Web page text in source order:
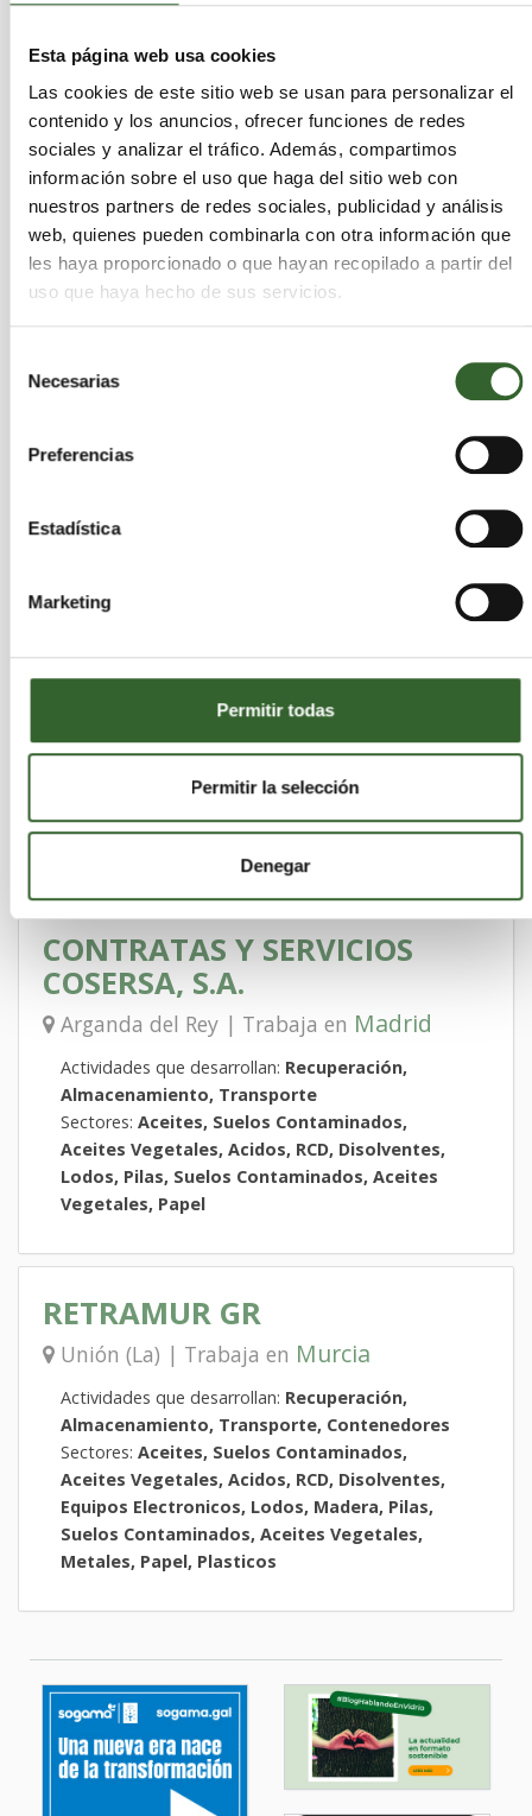
Esta página web usa cookies
Las cookies de este sitio web se usan para personalizar el
contenido y los anuncios, ofrecer funciones de redes
sociales y analizar el tráfico. Además, compartimos
información sobre el uso que haga del sitio web con
nuestros partners de redes sociales, publicidad y análisis
web, quienes pueden combinarla con otra información que
les haya proporcionado o que hayan recopilado a partir del
uso que haya hecho de sus servicios.
Necesarias
Preferencias
Estadística
Marketing
Permitir todas
Permitir la selección
Denegar
GESTORA DE RESIDUOS 2010,
S.L. (EUROPEA CRT)
Cartagena | Trabaja enMurcia
Actividades que desarrollan: Recuperación,
Almacenamiento
Sectores:
Aceites, Suelos Contaminados,
Aceites Vegetales, Acidos, RCD, Disolventes,
Equipos Electronicos, Lodos, Madera, PCBS,
Alimentarios, Caucho, Metales, Papel,
TRATAMIENTOS, S.L.U.
Valencia/València
Actividades que desarrollan:Recuperación,
Sectores:Aceites, Suelos Contaminados,
Aceites Vegetales, Acidos, Disolventes,
Metales, Papel, Plasticos, Textiles
CONTRATAS Y SERVICIOS
COSERSA, S.A.
Arganda del Rey | Trabaja en Madrid
Actividades que desarrollan: Recuperación,
Almacenamiento, Transporte
Sectores: Aceites, Suelos Contaminados,
Aceites Vegetales, Acidos, RCD, Disolventes,
Lodos, Pilas, Suelos Contaminados, Aceites
Vegetales, Papel
RETRAMUR GR
Unión (La) | Trabaja en Murcia
Actividades que desarrollan: Recuperación,
Almacenamiento, Transporte, Contenedores
Sectores: Aceites, Suelos Contaminados,
Aceites Vegetales, Acidos, RCD, Disolventes,
Equipos Electronicos, Lodos, Madera, Pilas,
Suelos Contaminados, Aceites Vegetales,
Metales, Papel, Plasticos